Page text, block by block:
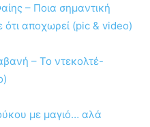
– Ποια σημαντική
ότι αποχωρεί (pic & video)
– Το ντεκολτέ-
με μαγιό… αλά